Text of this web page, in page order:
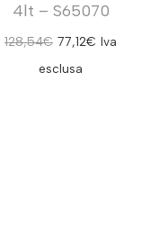
4lt – S65070
128,54€ 77,12€ Iva
esclusa